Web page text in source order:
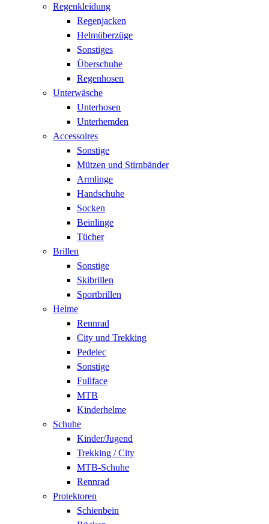
Regenkleidung
Regenjacken
Helmüberzüge
Sonstiges
Überschuhe
Regenhosen
Unterwäsche
Unterhosen
Unterhemden
Accessoires
Sonstige
Mützen und Stirnbänder
Armlinge
Handschuhe
Socken
Beinlinge
Tücher
Brillen
Sonstige
Skibrillen
Sportbrillen
Helme
Rennrad
City und Trekking
Pedelec
Sonstige
Fullface
MTB
Kinderhelme
Schuhe
Kinder/Jugend
Trekking / City
MTB-Schuhe
Rennrad
Protektoren
Schienbein